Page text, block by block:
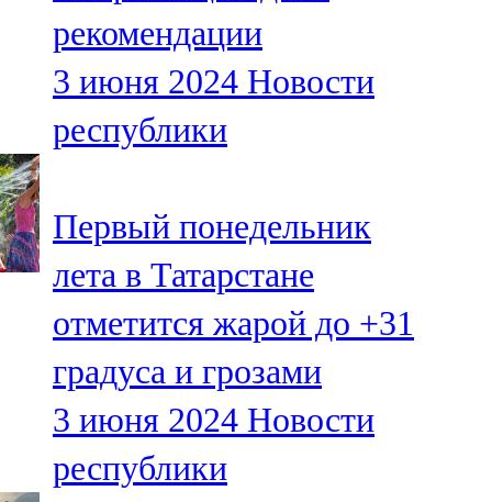
Олы Әтнә
71,42 FM
Сарман
Теләче
106,1 FM
Түбән Кама
102,6 FM
Чирмешән
107,7 FM
рекомендации
3 июня 2024 Новости
республики
Первый понедельник
лета в Татарстане
отметится жарой до +31
градуса и грозами
3 июня 2024 Новости
республики